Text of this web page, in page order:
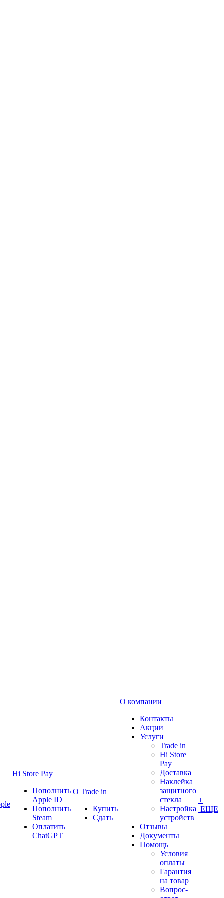
Hi Store Pay
Пополнить
Apple ID
Пополнить
Steam
Оплатить
ChatGPT
О Trade in
Купить
Сдать
О компании
Контакты
Акции
Услуги
Trade in
Hi Store
Pay
Доставка
Наклейка
защитного
стекла
Настройка
устройств
Отзывы
Документы
Помощь
Условия
оплаты
Гарантия
на товар
Вопрос-
+
ЕЩЕ